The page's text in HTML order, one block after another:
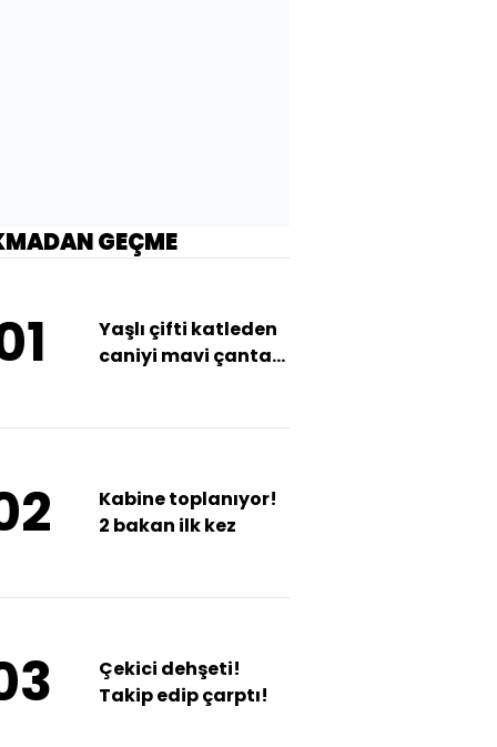
GEÇME
Yaşlı çifti katleden
caniyi mavi çanta
Kabine toplanıyor!
2 bakan ilk kez
Çekici dehşeti!
Takip edip çarptı!